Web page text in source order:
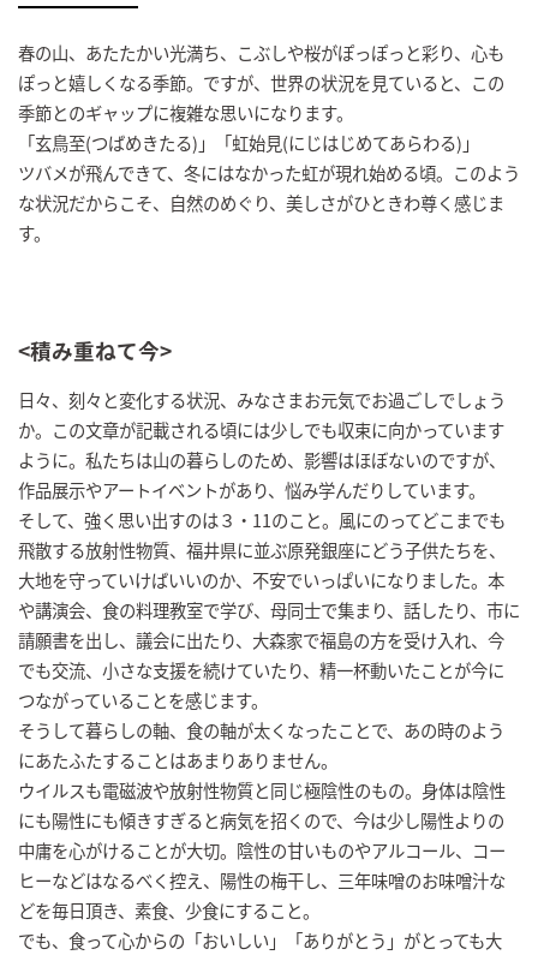
春の山、あたたかい光満ち、こぶしや桜がぽっぽっと彩り、心も
ぽっと嬉しくなる季節。ですが、世界の状況を見ていると、この
季節とのギャップに複雑な思いになります。
「玄鳥至(つばめきたる)」「虹始見(にじはじめてあらわる)」
ツバメが飛んできて、冬にはなかった虹が現れ始める頃。このよう
な状況だからこそ、自然のめぐり、美しさがひときわ尊く感じま
す。
<積み重ねて今>
日々、刻々と変化する状況、みなさまお元気でお過ごしでしょう
か。この文章が記載される頃には少しでも収束に向かっています
ように。私たちは山の暮らしのため、影響はほぼないのですが、
作品展示やアートイベントがあり、悩み学んだりしています。
そして、強く思い出すのは３・11のこと。風にのってどこまでも
飛散する放射性物質、福井県に並ぶ原発銀座にどう子供たちを、
大地を守っていけばいいのか、不安でいっぱいになりました。本
や講演会、食の料理教室で学び、母同士で集まり、話したり、市に
請願書を出し、議会に出たり、大森家で福島の方を受け入れ、今
でも交流、小さな支援を続けていたり、精一杯動いたことが今に
つながっていることを感じます。
そうして暮らしの軸、食の軸が太くなったことで、あの時のよう
にあたふたすることはあまりありません。
ウイルスも電磁波や放射性物質と同じ極陰性のもの。身体は陰性
にも陽性にも傾きすぎると病気を招くので、今は少し陽性よりの
中庸を心がけることが大切。陰性の甘いものやアルコール、コー
ヒーなどはなるべく控え、陽性の梅干し、三年味噌のお味噌汁な
どを毎日頂き、素食、少食にすること。
でも、食って心からの「おいしい」「ありがとう」がとっても大